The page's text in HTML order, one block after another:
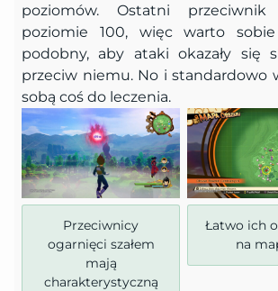
poziomów. Ostatni
poziomie 100, więc warto
podobny, aby ataki okazały się
przeciw niemu. No i standardowo
sobą coś do leczenia.
Przeciwnicy
ogarnięci szałem
mają
charakterystyczną
Łatwo ich
na